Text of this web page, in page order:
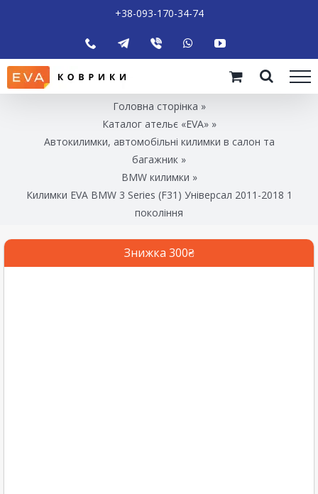
+38-093-170-34-74
Головна сторінка »
Каталог ательє «EVA»»
Автокилимки, автомобільні килимки в салон та
багажник »
BMW килимки »
Килимки EVA BMW 3 Series (F31) Універсал 2011-2018 1
покоління
Знижка 300₴